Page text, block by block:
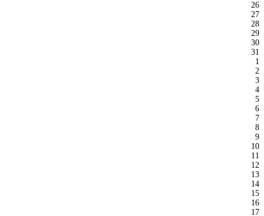
26
27
28
29
30
31
1
2
3
4
5
6
7
8
9
10
11
12
13
14
15
16
17